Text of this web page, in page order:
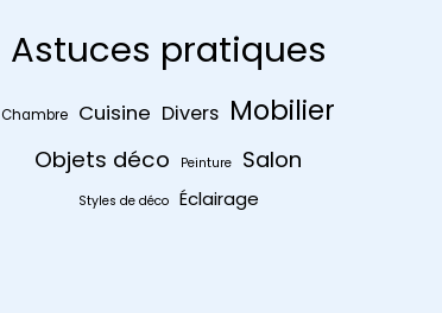
Astuces pratiques
Chambre Cuisine Divers Mobilier
Objets déco Peinture Salon
Styles de déco Éclairage